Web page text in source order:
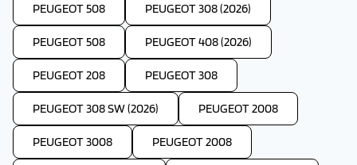
PEUGEOT 508 PEUGEOT 308 (2026)
PEUGEOT 508 PEUGEOT 408 (2026)
PEUGEOT 208 PEUGEOT 308
PEUGEOT 308 SW (2026) PEUGEOT 2008
PEUGEOT 3008 PEUGEOT 2008